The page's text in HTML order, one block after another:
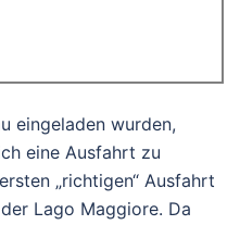
eingeladen wurden,
eine Ausfahrt zu
„richtigen“ Ausfahrt
Lago Maggiore. Da